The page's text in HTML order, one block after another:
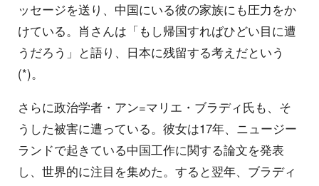
ッセージを送り、中国にいる彼の家族にも圧力をか
けている。肖さんは「もし帰国すればひどい目に遭
うだろう」と語り、日本に残留する考えだという
(*)。
さらに政治学者・アン=マリエ・ブラディ氏も、そ
うした被害に遭っている。彼女は17年、ニュージー
ランドで起きている中国工作に関する論文を発表
し、世界的に注目を集めた。すると翌年、ブラディ